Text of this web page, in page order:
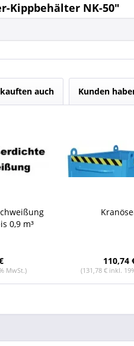
Kippbehälter NK-50"
auch Kunden
0,9 m³
MwSt.)
110,74
(131,78 € inkl.